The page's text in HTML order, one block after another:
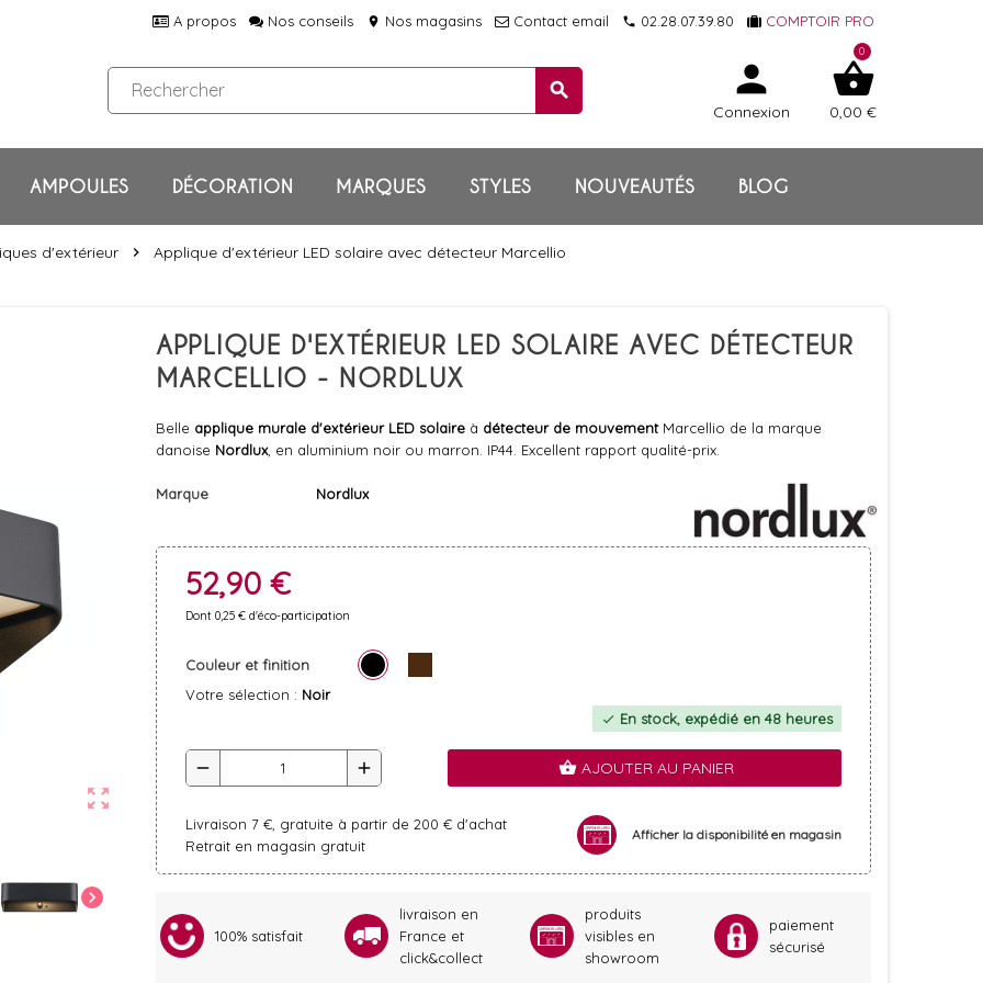
A propos Nos conseils location_on Nos magasins Contact email local_phone 02.28.07.39.80 COMPTOIR PRO
search person
Connexion
shopping_basket
0,00 €
0
AMPOULES DÉCORATION MARQUES STYLES NOUVEAUTÉS BLOG
d'extérieur chevron_right Applique d'extérieur LED solaire avec détecteur Marcellio
zoom_out_map
chevron_right
APPLIQUE D'EXTÉRIEUR LED SOLAIRE AVEC DÉTECTEUR
MARCELLIO - NORDLUX
Belle applique murale d'extérieur LED solaireà détecteur de mouvementMarcellio de la marque
danoise Nordlux, en aluminium noir ou marron. IP44. Excellent rapport qualité-prix.
Marque Nordlux
52,90 €
Dont 0,25 € d'éco-participation
Couleur et finition
Votre sélection : Noir
check En stock, expédié en 48 heures
remove add shopping_basket AJOUTER AU PANIER
Livraison 7 €, gratuite à partir de 200 € d'achat
Retrait en magasin gratuit
Afficher la disponibilité en magasin
100% satisfait
livraison en
France et
click&collect
produits
visibles en
showroom
paiement
sécurisé